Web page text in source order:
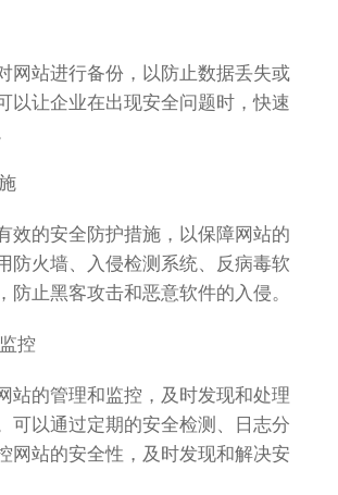
网站进行备份，以防止数据丢失或
以让企业在出现安全问题时，快速
效的安全防护措施，以保障网站的
防火墙、入侵检测系统、反病毒软
防止黑客攻击和恶意软件的入侵。
控
站的管理和监控，及时发现和处理
可以通过定期的安全检测、日志分
网站的安全性，及时发现和解决安